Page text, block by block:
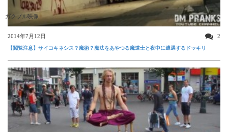
ガクブル映像
2014年7月12日 2
【閲覧注意】サイコキネシス？魔術？魔法をあやつる魔道士と夜中に遭遇するドッキリ